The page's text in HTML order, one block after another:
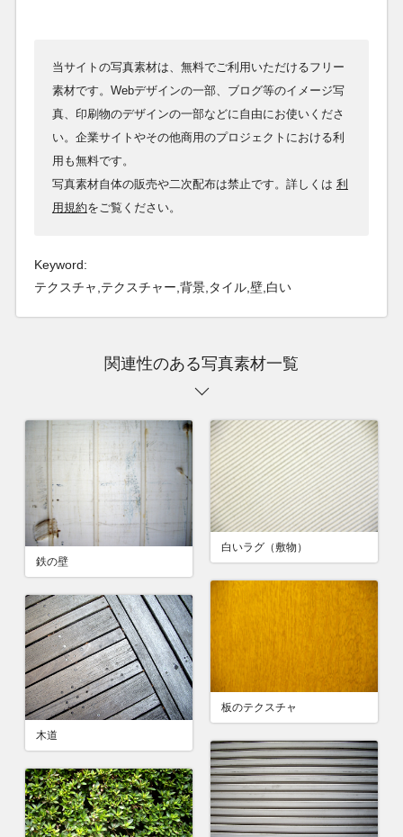
当サイトの写真素材は、無料でご利用いただけるフリー
素材です。Webデザインの一部、ブログ等のイメージ写
真、印刷物のデザインの一部などに自由にお使いくださ
い。企業サイトやその他商用のプロジェクトにおける利
用も無料です。
写真素材自体の販売や二次配布は禁止です。詳しくは 利
用規約をご覧ください。
Keyword:
テクスチャ,テクスチャー,背景,タイル,壁,白い
関連性のある写真素材一覧
鉄の壁
白いラグ（敷物）
板のテクスチャ
木道